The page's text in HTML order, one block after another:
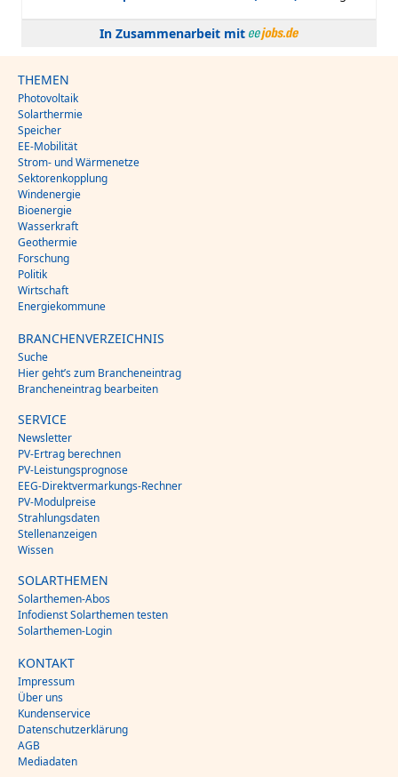
In Zusammenarbeit mit
THEMEN
Photovoltaik
Solarthermie
Speicher
EE-Mobilität
Strom- und Wärmenetze
Sektorenkopplung
Windenergie
Bioenergie
Wasserkraft
Geothermie
Forschung
Politik
Wirtschaft
Energiekommune
BRANCHENVERZEICHNIS
Suche
Hier geht’s zum Brancheneintrag
Brancheneintrag bearbeiten
SERVICE
Newsletter
PV-Ertrag berechnen
PV-Leistungsprognose
EEG-Direktvermarkungs-Rechner
PV-Modulpreise
Strahlungsdaten
Stellenanzeigen
Wissen
SOLARTHEMEN
Solarthemen-Abos
Infodienst Solarthemen testen
Solarthemen-Login
KONTAKT
Impressum
Über uns
Kundenservice
Datenschutzerklärung
AGB
Mediadaten